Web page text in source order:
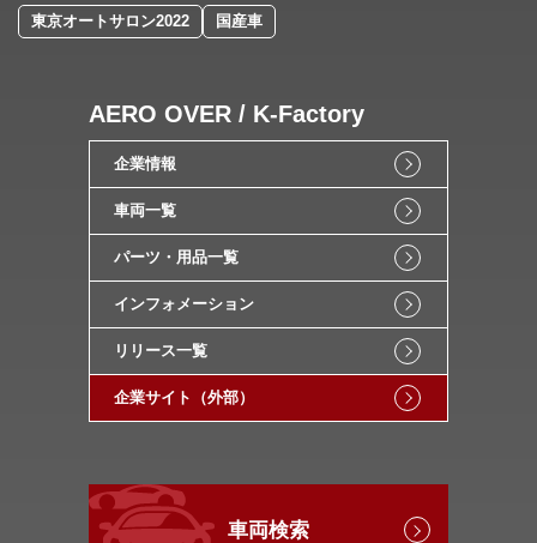
東京オートサロン2022 国産車
AERO OVER / K-Factory
企業情報
車両一覧
パーツ・用品一覧
インフォメーション
リリース一覧
企業サイト（外部）
車両検索